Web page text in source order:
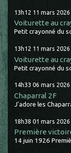
13h12 11 mars 2026
Voiturette au
Petit crayonné du
13h12 11 mars 2026
Voiturette au
Petit crayonné du
14h33 06 mars 2026
Chaparral 2F
J'adore les
18h38 01 mars 2026
Première
14 juin 1926